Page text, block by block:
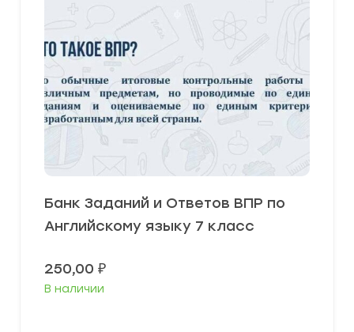
Банк Заданий и Ответов ВПР по
Английскому языку 7 класс
250,00 ₽
В наличии